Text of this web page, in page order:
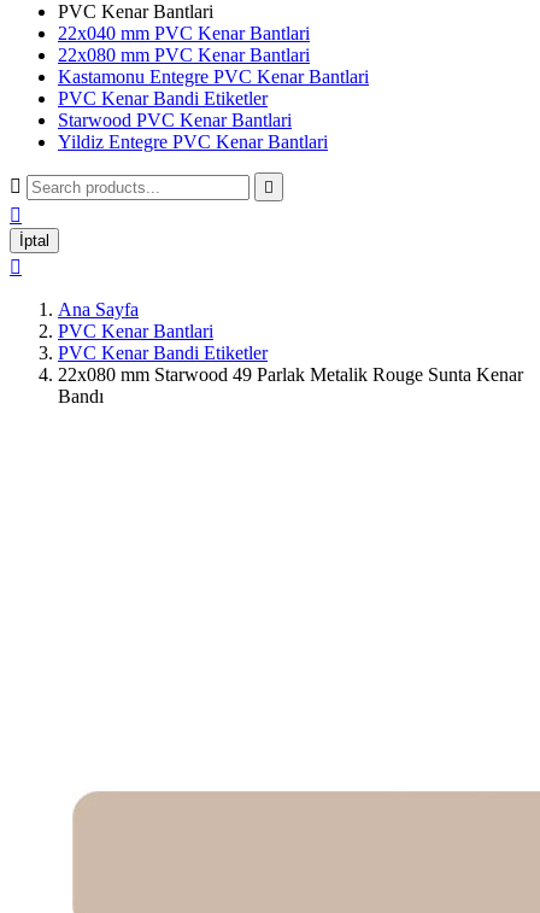
PVC Kenar Bantlari
22x040 mm PVC Kenar Bantlari
22x080 mm PVC Kenar Bantlari
Kastamonu Entegre PVC Kenar Bantlari
PVC Kenar Bandi Etiketler
Starwood PVC Kenar Bantlari
Yildiz Entegre PVC Kenar Bantlari
 

İptal

Ana Sayfa
PVC Kenar Bantlari
PVC Kenar Bandi Etiketler
22x080 mm Starwood 49 Parlak Metalik Rouge Sunta Kenar
Bandı